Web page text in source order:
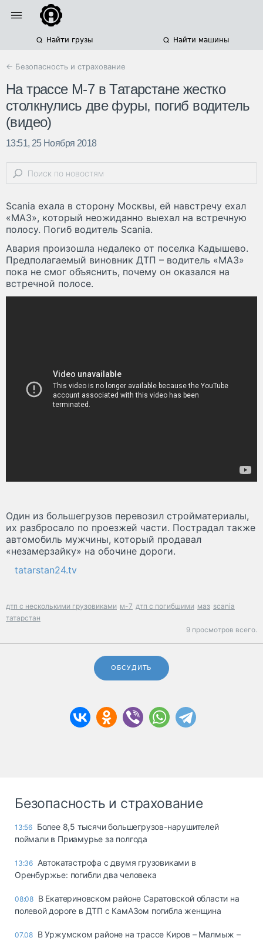
Найти грузы Найти машины
← Безопасность и страхование
На трассе М-7 в Татарстане жестко
столкнулись две фуры, погиб водитель
(видео)
13:51, 25 Ноября 2018
Scania ехала в сторону Москвы, ей навстречу ехал
«МАЗ», который неожиданно выехал на встречную
полосу. Погиб водитель Scania.
Авария произошла недалеко от поселка Кадышево.
Предполагаемый виновник ДТП – водитель «МАЗ»
пока не смог объяснить, почему он оказался на
встречной полосе.
Один из большегрузов перевозил стройматериалы,
их разбросало по проезжей части. Пострадал также
автомобиль мужчины, который продавал
«незамерзайку» на обочине дороги.
tatarstan24.tv
дтп с несколькими грузовиками м-7 дтп с погибшими маз scania
татарстан
9 просмотров всего.
ОБСУДИТЬ
Безопасность и страхование
13:56 Более 8,5 тысячи большегрузов-нарушителей
поймали в Приамурье за полгода
13:36 Автокатастрофа с двумя грузовиками в
Оренбуржье: погибли два человека
08:08 В Екатериновском районе Саратовской области на
полевой дороге в ДТП с КамАЗом погибла женщина
07.08 В Уржумском районе на трассе Киров – Малмыж –